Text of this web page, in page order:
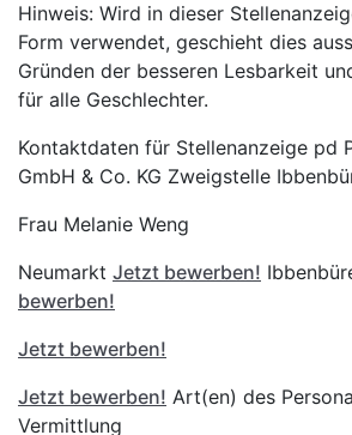
Hinweis: Wird in dieser
Form verwendet, geschieht dies
Gründen der besseren Lesbarkeit
für alle Geschlechter.
Kontaktdaten für Stellenanzeige pd
GmbH & Co. KG Zweigstelle
Frau Melanie Weng
Neumarkt Jetzt bewerben!
bewerben!
Jetzt bewerben!
Jetzt bewerben! Art(en) des
Vermittlung